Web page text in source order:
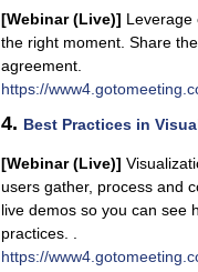
[Webinar (Live)] Leverage
the right moment. Share
agreement.
https://
4. Best Practices in
[Webinar (Live)]
users gather, process and
live demos so you can see
practices. .
https://